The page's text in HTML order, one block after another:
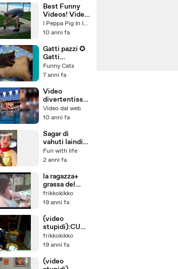
Best Funny
Videos! Video
da ridere Da
morire dalle
I Peppa Pig In Italiano
10 anni fa
Gatti pazzi ✪
Gatti
divertenti ✪
Gatto che fa i
Funny Cats
7 anni fa
Video
divertentissi
mi cadute
incidenti
Video dal web
10 anni fa
Sagar di
vahuti laindi
indica chla
Fun with life
2 anni fa
la ragazza+
grassa del
mondo
frikkokikko
19 anni fa
(video
stupidi):CULI
NARYA.CANA
L gimmi 3
frikkokikko
19 anni fa
(video